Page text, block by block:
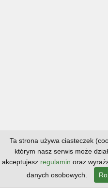
Ta strona używa ciasteczek
którym nasz serwis może
akceptujesz regulamin oraz
danych osobowych.